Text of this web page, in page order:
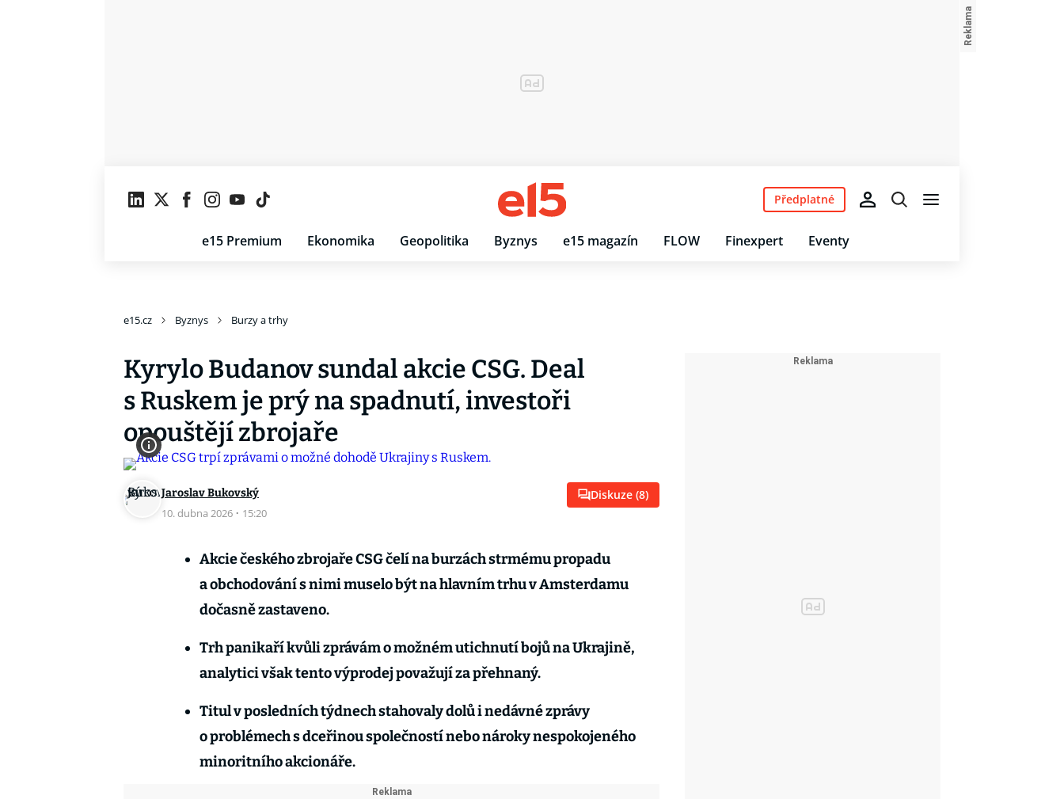
e15 Premium Ekonomika Geopolitika Byznys e15 magazín FLOW Finexpert Eventy
Předplatné
e15.cz Byznys Burzy a trhy
Kyrylo Budanov sundal akcie CSG. Deal
s Ruskem je prý na spadnutí, investoři
opouštějí zbrojaře
Jaroslav Bukovský
10. dubna 2026 · 15:20
Diskuze (8)
Akcie českého zbrojaře CSG čelí na burzách strmému propadu
a obchodování s nimi muselo být na hlavním trhu v Amsterdamu
dočasně zastaveno.
Trh panikaří kvůli zprávám o možném utichnutí bojů na Ukrajině,
analytici však tento výprodej považují za přehnaný.
Titul v posledních týdnech stahovaly dolů i nedávné zprávy
o problémech s dceřinou společností nebo nároky nespokojeného
minoritního akcionáře.